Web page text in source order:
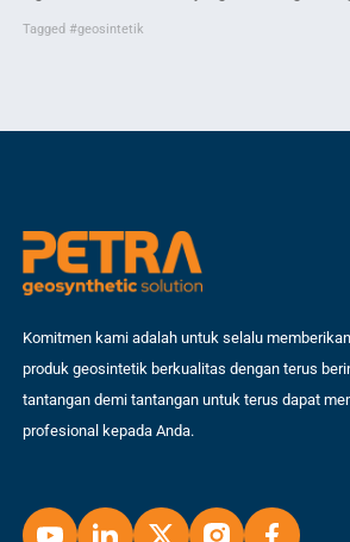
Tagged #geosintetik
Komitmen kami adalah untuk selalu
produk geosintetik berkualitas dengan terus
tantangan demi tantangan untuk terus dapat
profesional kepada Anda.